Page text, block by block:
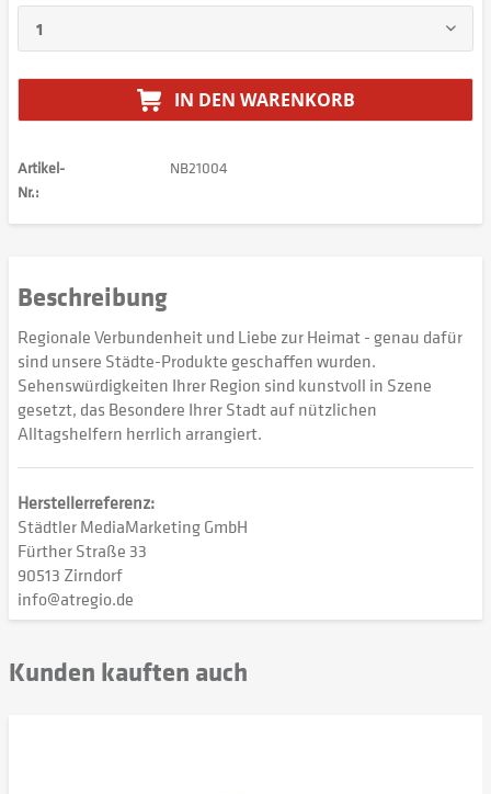
IN DEN WARENKORB
Artikel-
Nr.:
NB21004
Beschreibung
Regionale Verbundenheit und Liebe zur Heimat - genau dafür
sind unsere Städte-Produkte geschaffen wurden.
Sehenswürdigkeiten Ihrer Region sind kunstvoll in Szene
gesetzt, das Besondere Ihrer Stadt auf nützlichen
Alltagshelfern herrlich arrangiert.
Herstellerreferenz:
Städtler MediaMarketing GmbH
Fürther Straße 33
90513 Zirndorf
info@atregio.de
Kunden kauften auch